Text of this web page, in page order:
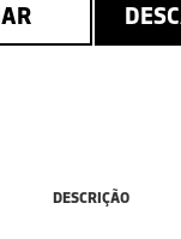
DESCRIÇÃO